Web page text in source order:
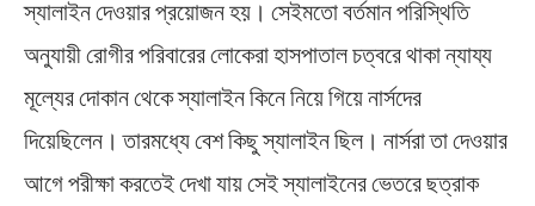
স্যালাইন দেওয়ার প্রয়োজন হয়। সেইমতো বর্তমান পরিস্থিতি
অনুযায়ী রোগীর পরিবারের লোকেরা হাসপাতাল চত্বরে থাকা ন্যায্য
মূল্যের দোকান থেকে স্যালাইন কিনে নিয়ে গিয়ে নার্সদের
দিয়েছিলেন। তারমধ্যে বেশ কিছু স্যালাইন ছিল। নার্সরা তা দেওয়ার
আগে পরীক্ষা করতেই দেখা যায় সেই স্যালাইনের ভেতরে ছত্রাক